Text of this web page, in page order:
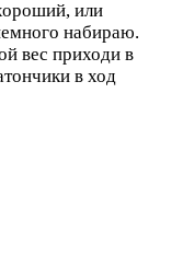
или
набираю.
вес приходи в
в ход